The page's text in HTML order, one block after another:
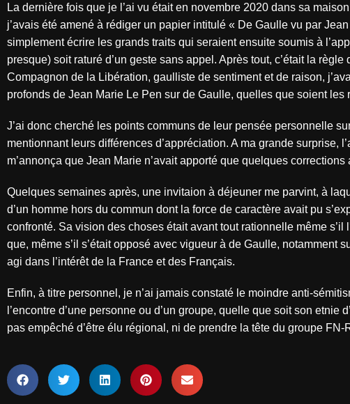
La dernière fois que je l’ai vu était en novembre 2020 dans sa
j’avais été amené à rédiger un papier intitulé « De Gaulle vu par
simplement écrire les grands traits qui seraient ensuite soumis à
presque) soit raturé d’un geste sans appel. Après tout, c’était la
Compagnon de la Libération, gaulliste de sentiment et de raison,
profonds de Jean Marie Le Pen sur de Gaulle, quelles que soient les
J’ai donc cherché les points communs de leur pensée personnelle
mentionnant leurs différences d’appréciation. A ma grande surprise,
m’annonça que Jean Marie n’avait apporté que quelques corrections
Quelques semaines après, une invitaion à déjeuner me parvint, à
d’un homme hors du commun dont la force de caractère avait pu
confronté. Sa vision des choses était avant tout rationnelle même
que, même s’il s’était opposé avec vigueur à de Gaulle,
agi dans l’intérêt de la France et des Français.
Enfin, à titre personnel, je n’ai jamais constaté le moindre anti-
l’encontre d’une personne ou d’un groupe, quelle que soit son etnie
pas empêché d’être élu régional, ni de prendre la tête du groupe